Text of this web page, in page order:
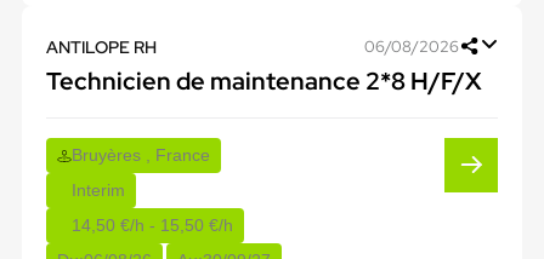
ANTILOPE RH 06/08/2026
Technicien de maintenance 2*8 H/F/X
Bruyères , France
Interim
14,50 €/h - 15,50 €/h